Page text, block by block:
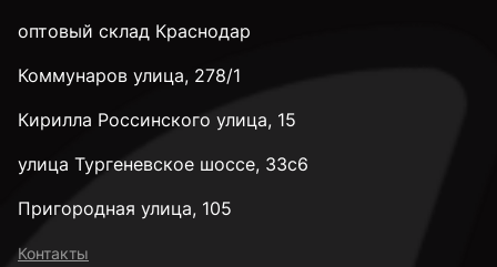
оптовый склад Краснодар
Коммунаров улица, 278/1
Кирилла Россинского улица, 15
улица Тургеневское шоссе, 33с6
Пригородная улица, 105
Контакты